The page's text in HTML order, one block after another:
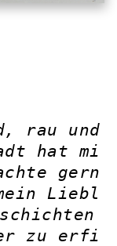
rau und
hat mi
gern
Liebl
zu erfi